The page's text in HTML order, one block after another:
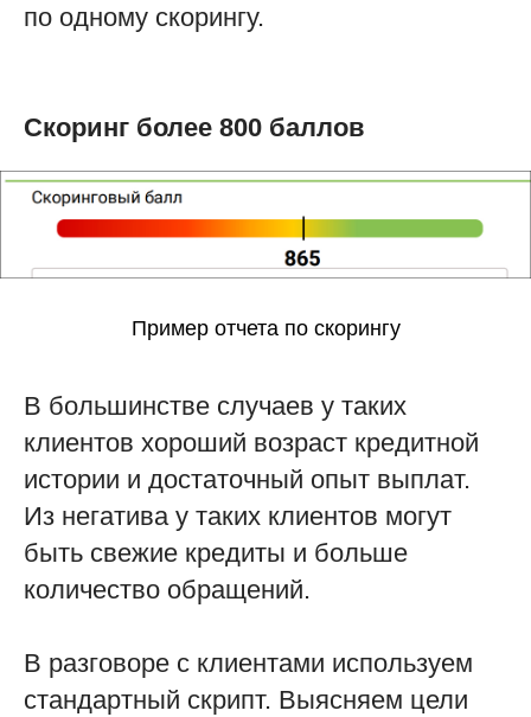
по одному скорингу.
Скоринг более 800 баллов
Пример отчета по скорингу
В большинстве случаев у таких
клиентов хороший возраст кредитной
истории и достаточный опыт выплат.
Из негатива у таких клиентов могут
быть свежие кредиты и больше
количество обращений.
В разговоре с клиентами используем
стандартный скрипт. Выясняем цели